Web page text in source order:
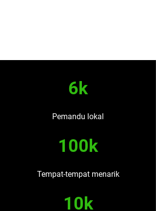
6k
Pemandu lokal
100k
Tempat-tempat menarik
10k